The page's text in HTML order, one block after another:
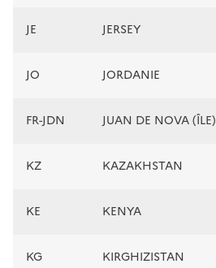
JE JERSEY
JO JORDANIE
FR-JDN JUAN DE NOVA (ÎLE)
KZ KAZAKHSTAN
KE KENYA
KG KIRGHIZISTAN